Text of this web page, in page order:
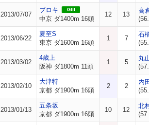
2013/07/07
プロキ GIII
中京 ダ1400m 16頭
12 13
高
2013/06/22
夏至S
東京 ダ1600m 16頭
1 7
石
2013/03/02
4歳上
阪神 ダ1800m 11頭
1 5
丸
2013/02/10
大津特
京都 ダ1900m 16頭
2 2
内
2013/01/13
五条坂
京都 ダ1900m 16頭
10 12
北